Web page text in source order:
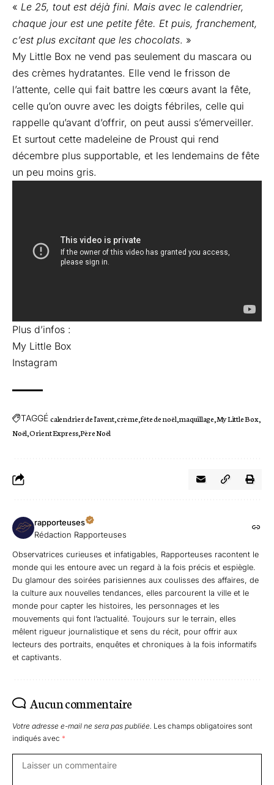
« Le 25, tout est déjà fini. Mais avec le calendrier,
chaque jour est une petite fête. Et puis, franchement,
c’est plus excitant que les chocolats. »
My Little Box ne vend pas seulement du mascara ou
des crèmes hydratantes. Elle vend le frisson de
l’attente, celle qui fait battre les cœurs avant la fête,
celle qu’on ouvre avec les doigts fébriles, celle qui
rappelle qu’avant d’offrir, on peut aussi s’émerveiller.
Et surtout cette madeleine de Proust qui rend
décembre plus supportable, et les lendemains de fête
un peu moins gris.
Plus d’infos :
My Little Box
Instagram
TAGGÉcalendrier de l'avent crème fête de noël maquillage My Little Box
Noël Orient Express Père Noël
rapporteuses
Rédaction Rapporteuses
Observatrices curieuses et infatigables, Rapporteuses racontent le
monde qui les entoure avec un regard à la fois précis et espiègle.
Du glamour des soirées parisiennes aux coulisses des affaires, de
la culture aux nouvelles tendances, elles parcourent la ville et le
monde pour capter les histoires, les personnages et les
mouvements qui font l’actualité. Toujours sur le terrain, elles
mêlent rigueur journalistique et sens du récit, pour offrir aux
lecteurs des portraits, enquêtes et chroniques à la fois informatifs
et captivants.
Aucun commentaire
Votre adresse e-mail ne sera pas publiée. Les champs obligatoires sont
indiqués avec *